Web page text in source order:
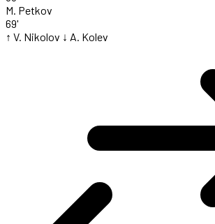
M. Petkov
69'
↑ V. Nikolov ↓ A. Kolev